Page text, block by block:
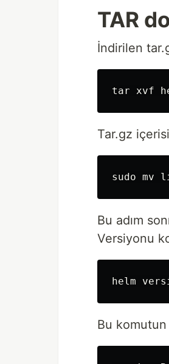
TAR
İndirilen
tar xvf
Tar.gz
sudo mv
Bu adım
Versiyonu
Bu komutun